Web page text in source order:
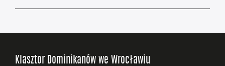
Klasztor Dominikanów we Wrocławiu